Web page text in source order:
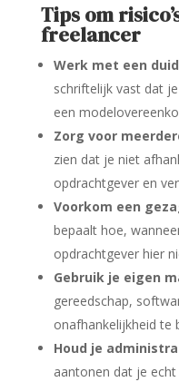
Tips om
freelancer
Werk met een
schriftelijk vast dat
een
Zorg voor
zien dat je niet
opdrachtgever en
Voorkom een
bepaalt hoe,
opdrachtgever hier
Gebruik je eigen
gereedschap,
onafhankelijkheid te
Houd je
aantonen dat je